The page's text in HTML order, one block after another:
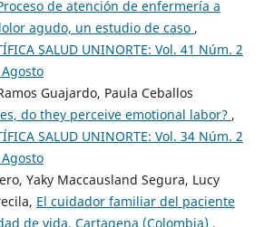
de atención de enfermería a
agudo, un estudio de caso ,
SALUD UNINORTE: Vol. 41 Núm. 2
Guajardo, Paula Ceballos
do they perceive emotional labor? ,
SALUD UNINORTE: Vol. 34 Núm. 2
Yaky Maccausland Segura, Lucy
El cuidador familiar del paciente
de vida, Cartagena (Colombia) ,